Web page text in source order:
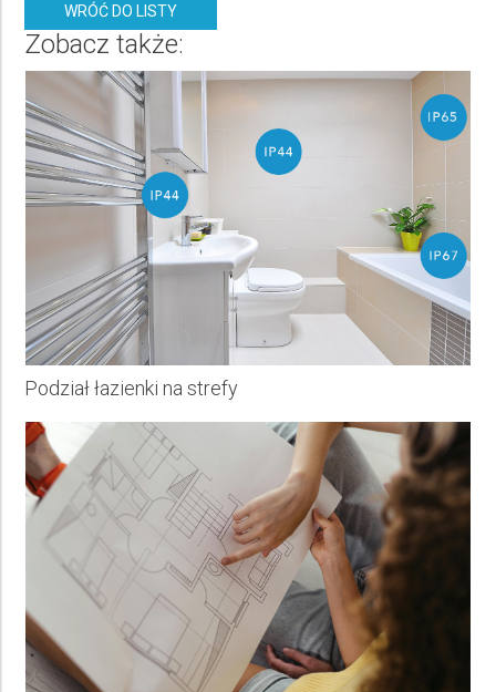
WRÓĆ DO LISTY
Zobacz także:
Podział łazienki na strefy